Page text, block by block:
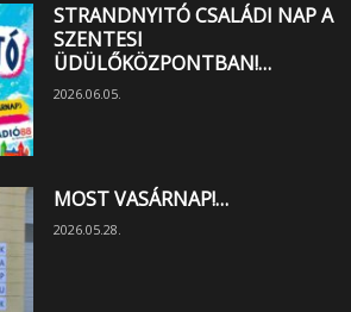
STRANDNYITÓ CSALÁDI NAP A
SZENTESI
ÜDÜLŐKÖZPONTBAN!…
2026.06.05.
MOST VASÁRNAP!…
2026.05.28.